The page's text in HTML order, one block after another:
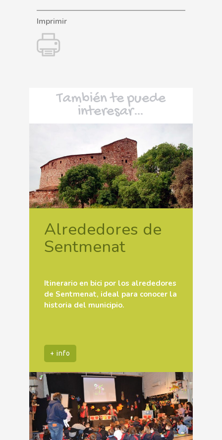
Imprimir
También te puede
interesar…
Alrededores de
Sentmenat
Itinerario en bici por los alrededores
de Sentmenat, ideal para conocer la
historia del municipio.
+ info